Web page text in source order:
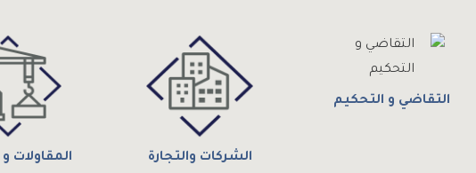
التقاضي و التحكيم
الشركات والتجارة المقاولات